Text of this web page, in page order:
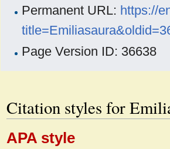
Permanent URL: https://
Page Version ID: 36638
Citation styles for
APA style